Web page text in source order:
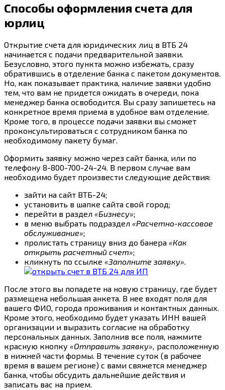
Способы оформления счета для
юрлиц
Открытие счета для юридических лиц в ВТБ 24
начинается с подачи предварительной заявки.
Безусловно, этого пункта можно избежать, сразу
обратившись в отделение банка с пакетом документов.
Но, как показывает практика, наличие заявки удобно
тем, что вам не придется ожидать в очереди, пока
менеджер банка освободится. Вы сразу запишетесь на
конкретное время приема в удобное вам отделение.
Кроме того, в процессе подачи заявки вы сможет
проконсультироваться с сотрудником банка по
необходимому пакету бумаг.
Оформить заявку можно через сайт банка, или по
телефону 8-800-700-24-24. В первом случае вам
необходимо будет произвести следующие действия:
зайти на сайт ВТБ-24;
установить в шапке сайта свой город;
перейти в раздел «Бизнесу»;
в меню выбрать подраздел «Расчетно-кассовое
обслуживание»;
пролистать страницу вниз до банера «Как
открыть расчетный счет»;
кликнуть по ссылке «Заполните заявку».
После этого вы попадете на новую страницу, где будет
размещена небольшая анкета. В нее входят поля для
вашего ФИО, города проживания и контактных данных.
Кроме этого, необходимо будет указать ИНН вашей
организации и выразить согласие на обработку
персональных данных. Заполнив все поля, нажмите
красную кнопку «Отправить заявку», расположенную
в нижней части формы. В течение суток (в рабочее
время в вашем регионе) с вами свяжется менеджер
банка, чтобы обсудить дальнейшие действия и
записать вас на прием.